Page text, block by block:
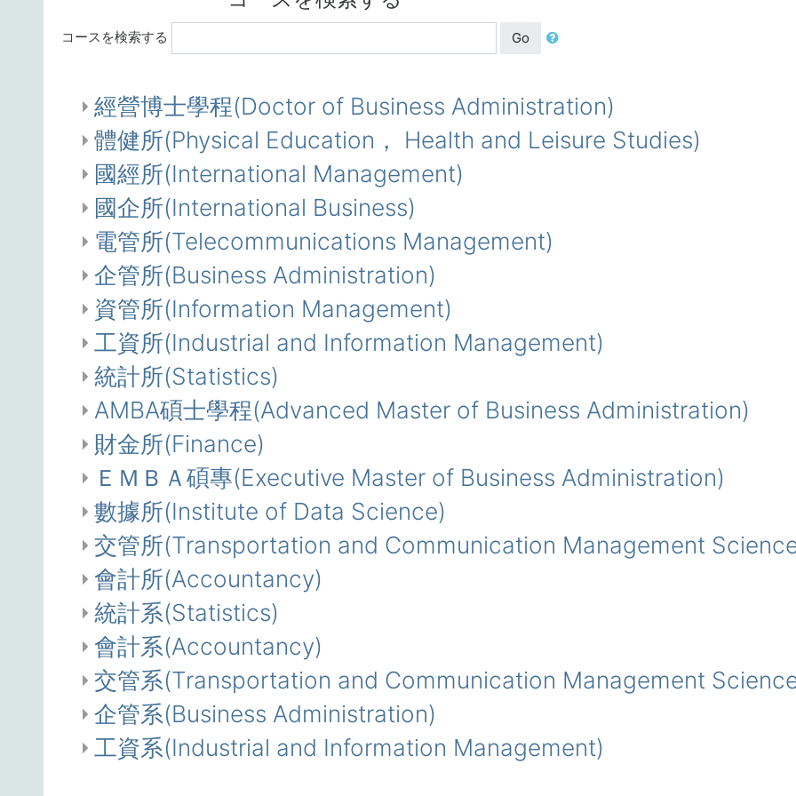
コースを検索する Go
經營博士學程(Doctor of Business Administration)
體健所(Physical Education， Health and Leisure Studies)
國經所(International Management)
國企所(International Business)
電管所(Telecommunications Management)
企管所(Business Administration)
資管所(Information Management)
工資所(Industrial and Information Management)
統計所(Statistics)
AMBA碩士學程(Advanced Master of Business Administration)
財金所(Finance)
ＥＭＢＡ碩專(Executive Master of Business Administration)
數據所(Institute of Data Science)
交管所(Transportation and Communication Management
會計所(Accountancy)
統計系(Statistics)
會計系(Accountancy)
交管系(Transportation and Communication Management
企管系(Business Administration)
工資系(Industrial and Information Management)